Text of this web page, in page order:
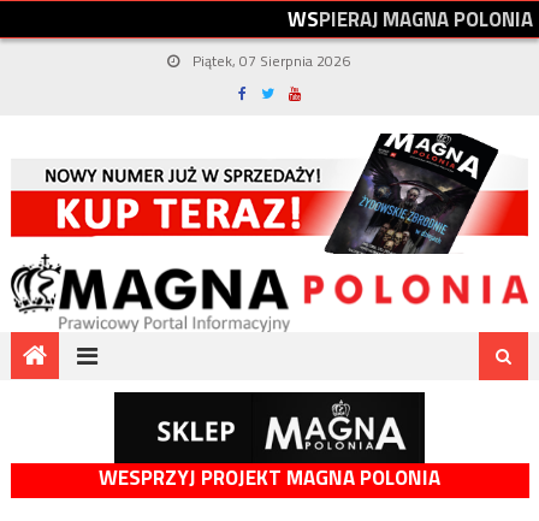
WSPIERAJMAGNAPOLONIA
Piątek, 07 Sierpnia 2026
WESPRZYJ PROJEKT MAGNA POLONIA